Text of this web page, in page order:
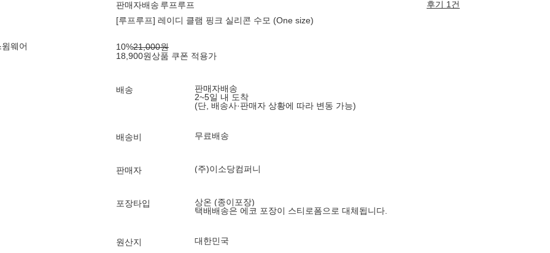
웨어
판매자배송 루프루프
후기 1건
[루프루프] 레이디 클램 핑크 실리콘 수모 (One size)
10%21,000원
18,900원상품 쿠폰 적용가
배송
판매자배송
2~5일 내 도착
(단, 배송사·판매자 상황에 따라 변동 가능)
배송비 무료배송
판매자 (주)이소당컴퍼니
포장타입
상온 (종이포장)
택배배송은 에코 포장이 스티로폼으로 대체됩니다.
원산지 대한민국